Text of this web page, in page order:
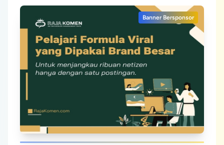
Banner Bersponsor